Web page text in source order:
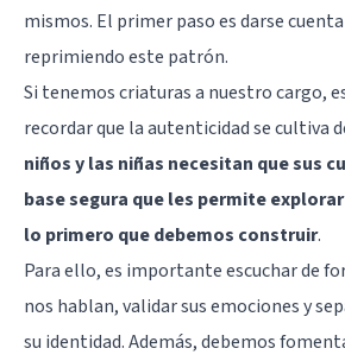
mismos. El primer paso es darse
reprimiendo este patrón.
Si tenemos criaturas a nuestro cargo,
recordar que la autenticidad se cultiva
niños y las niñas necesitan que sus
base segura que les permite
lo primero que debemos construir.
Para ello, es importante escuchar de
nos hablan, validar sus emociones y
su identidad. Además, debemos